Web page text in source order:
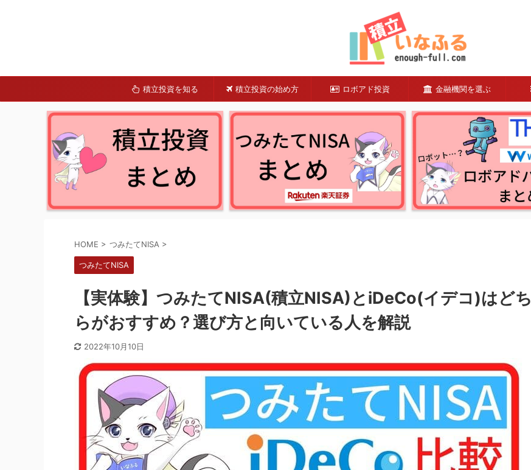
積立投資を知る 積立投資の始め方 ロボアド投資 金融機関を選ぶ
HOME > つみたてNISA >
つみたてNISA
【実体験】つみたてNISA(積立NISA)とiDeCo(イデコ)はどち
らがおすすめ？選び方と向いている人を解説
2022年10月10日